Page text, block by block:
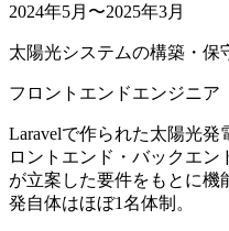
2024年5月〜2025年3月
太陽光システムの構築・保
フロントエンドエンジニア
Laravelで作られた太陽光発
ロントエンド・バックエン
が立案した要件をもとに機
発自体はほぼ1名体制。